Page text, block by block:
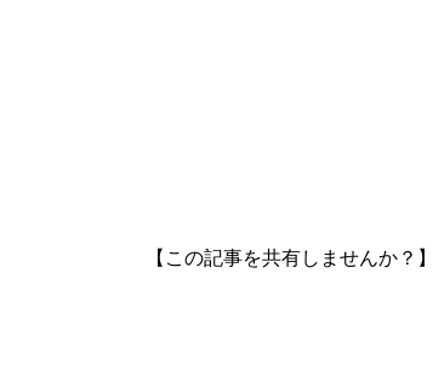
【この記事を共有しませんか？】